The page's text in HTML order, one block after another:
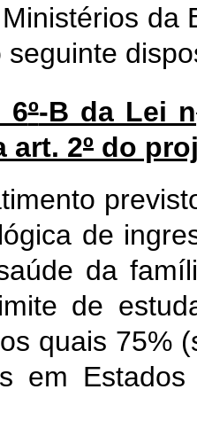
da
seguinte
6º-B da Lei n
art. 2º do
de
da
de
quais 75%
em